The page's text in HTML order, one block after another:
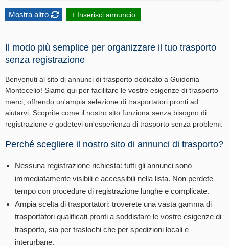
Mostra altro + Inserisci annuncio
Il modo più semplice per organizzare il tuo trasporto
senza registrazione
Benvenuti al sito di annunci di trasporto dedicato a Guidonia
Montecelio! Siamo qui per facilitare le vostre esigenze di trasporto
merci, offrendo un'ampia selezione di trasportatori pronti ad
aiutarvi. Scoprite come il nostro sito funziona senza bisogno di
registrazione e godetevi un'esperienza di trasporto senza problemi.
Perché scegliere il nostro sito di annunci di trasporto?
Nessuna registrazione richiesta: tutti gli annunci sono
immediatamente visibili e accessibili nella lista. Non perdete
tempo con procedure di registrazione lunghe e complicate.
Ampia scelta di trasportatori: troverete una vasta gamma di
trasportatori qualificati pronti a soddisfare le vostre esigenze di
trasporto, sia per traslochi che per spedizioni locali e
interurbane.